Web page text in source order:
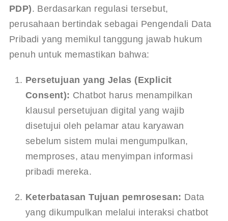
PDP). Berdasarkan regulasi tersebut,
perusahaan bertindak sebagai Pengendali Data
Pribadi yang memikul tanggung jawab hukum
penuh untuk memastikan bahwa:
Persetujuan yang Jelas (Explicit
Consent): Chatbot harus menampilkan
klausul persetujuan digital yang wajib
disetujui oleh pelamar atau karyawan
sebelum sistem mulai mengumpulkan,
memproses, atau menyimpan informasi
pribadi mereka.
Keterbatasan Tujuan pemrosesan: Data
yang dikumpulkan melalui interaksi chatbot